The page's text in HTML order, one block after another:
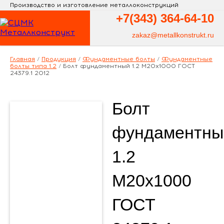
Производство и изготовление металлоконструкций
+7(343) 364-64-10
zakaz@metallkonstrukt.ru
Главная / Продукция / Фундаментные болты / Фундаментные
болты типа 1.2 / Болт фундаментный 1.2 М20х1000 ГОСТ
24379.1 2012
Болт
1.2
М20х1000
ГОСТ